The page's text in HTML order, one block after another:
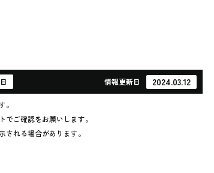
日 情報更新日 2024.03.12
。
ご確認をお願いします。
れる場合があります。